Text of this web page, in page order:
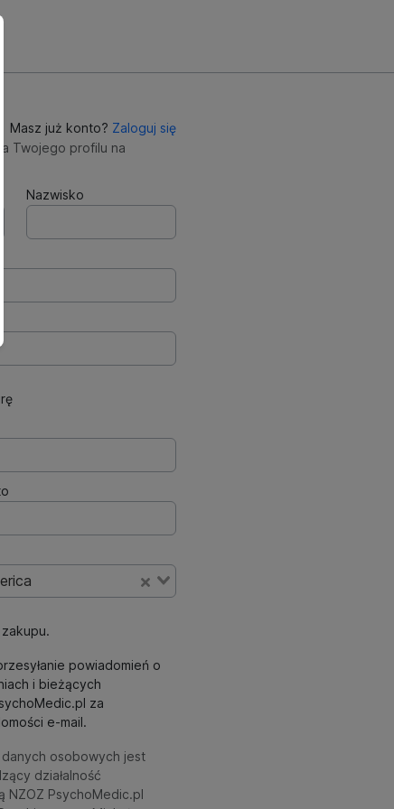
Masz już konto? Zaloguj się
Twojego profilu na
Nazwisko
zakupu.
powiadomień o
i bieżących
za
e-mail.
osobowych jest
działalność
NZOZ PsychoMedic.pl